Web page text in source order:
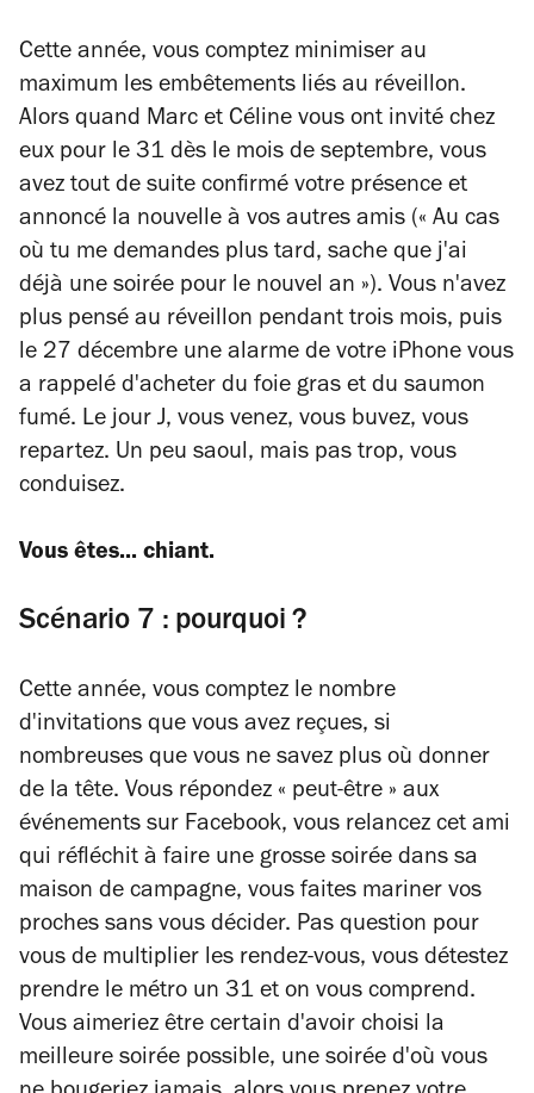
Cette année, vous comptez minimiser au
maximum les embêtements liés au réveillon.
Alors quand Marc et Céline vous ont invité chez
eux pour le 31 dès le mois de septembre, vous
avez tout de suite confirmé votre présence et
annoncé la nouvelle à vos autres amis (« Au cas
où tu me demandes plus tard, sache que j'ai
déjà une soirée pour le nouvel an »). Vous n'avez
plus pensé au réveillon pendant trois mois, puis
le 27 décembre une alarme de votre iPhone vous
a rappelé d'acheter du foie gras et du saumon
fumé. Le jour J, vous venez, vous buvez, vous
repartez. Un peu saoul, mais pas trop, vous
conduisez.
Vous êtes... chiant.
Scénario 7 : pourquoi ?
Cette année, vous comptez le nombre
d'invitations que vous avez reçues, si
nombreuses que vous ne savez plus où donner
de la tête. Vous répondez « peut-être » aux
événements sur Facebook, vous relancez cet ami
qui réfléchit à faire une grosse soirée dans sa
maison de campagne, vous faites mariner vos
proches sans vous décider. Pas question pour
vous de multiplier les rendez-vous, vous détestez
prendre le métro un 31 et on vous comprend.
Vous aimeriez être certain d'avoir choisi la
meilleure soirée possible, une soirée d'où vous